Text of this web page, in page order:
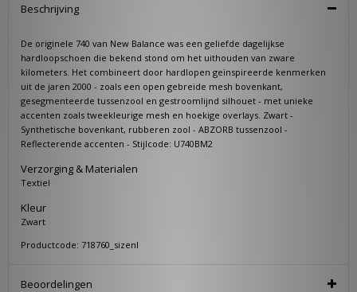
Beschrijving
De originele 740 van New Balance was een geliefde dagelijkse
hardloopschoen die bekend stond om het uithouden van zware
kilometers. Het combineert door hardlopen geïnspireerde kenmerken
uit de jaren 2000 - zoals een open gebreide mesh bovenkant,
gesegmenteerde tussenzool en gestroomlijnd silhouet - met unieke
accenten zoals tweekleurige mesh en hoekige overlays. Zwart -
Synthetische bovenkant, rubberen zool - ABZORB tussenzool -
Reflecterende accenten - Stijlcode: U740BM2
Verzorging & Materialen
Textiel
Kleur
Zwart
Productcode: 718760_sizenl
Beoordelingen